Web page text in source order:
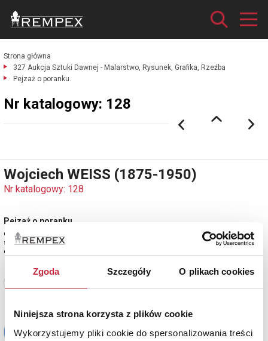
Zgoda Szczegóły O plikach cookies
Niniejsza strona korzysta z plików cookie
Wykorzystujemy pliki cookie do spersonalizowania treści
Strona główna
327 Aukcja Sztuki Dawnej - Malarstwo, Rysunek, Grafika, Rzeźba
Pejzaż o poranku.
Nr katalogowy: 128
Wojciech WEISS (1875-1950)
Nr katalogowy: 128
Pejzaż o poranku
olej, tektura; 17,5 x 25 cm;
sygn. l. d.: WW
estymacja: 13 000 - 15 000 zł